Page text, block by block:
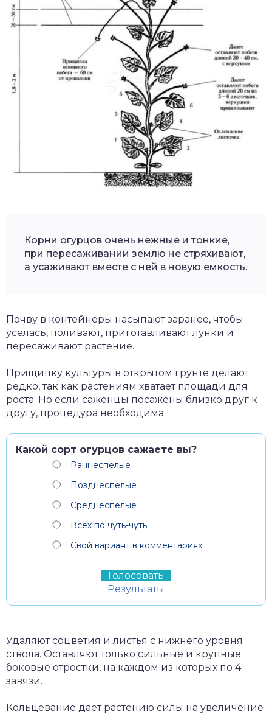
Корни огурцов очень нежные и тонкие,
при пересаживании землю не стряхивают,
а усаживают вместе с ней в новую емкость.
Почву в контейнеры насыпают заранее, чтобы
уселась, поливают, приготавливают лунки и
пересаживают растение.
Прищипку культуры в открытом грунте делают
редко, так как растениям хватает площади для
роста. Но если саженцы посажены близко друг к
другу, процедура необходима.
Какой сорт огурцов сажаете вы?
Раннеспелые
Позднеспелые
Среднеспелые
Всех по чуть-чуть
Свой вариант в комментариях
Результаты
Удаляют соцветия и листья с нижнего уровня
ствола. Оставляют только сильные и крупные
боковые отростки, на каждом из которых по 4
завязи.
Кольцевание дает растению силы на увеличение